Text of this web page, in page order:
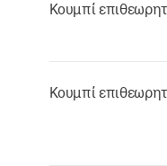
Κουμπί
Κουμπί